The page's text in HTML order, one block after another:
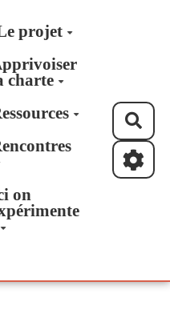
projet
charte
on